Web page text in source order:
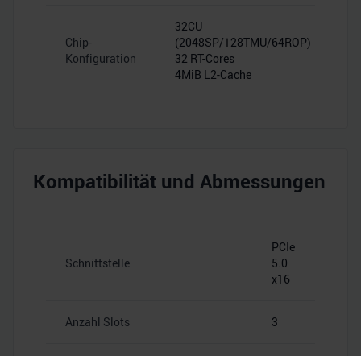
Chip-
Konfiguration
32CU
(2048SP/128TMU/64ROP)
32 RT-Cores
4MiB L2-Cache
Kompatibilität und Abmessungen
Schnittstelle
PCIe
5.0
x16
Anzahl Slots 3